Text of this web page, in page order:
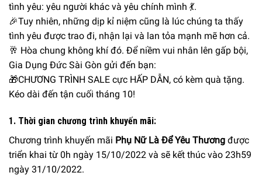
tình yêu: yêu người khác và yêu chính mình 💃.
🎉Tuy nhiên, những dịp kỉ niệm cũng là lúc chúng ta thấy
tình yêu được trao đi, nhận lại và lan tỏa mạnh mẽ hơn cả.
🥂 Hòa chung không khí đó. Để niềm vui nhân lên gấp bội,
Gia Dụng Đức Sài Gòn gửi đến bạn:
🎁CHƯƠNG TRÌNH SALE cực HẤP DẪN, có kèm quà tặng.
Kéo dài đến tận cuối tháng 10!
1. Thời gian chương trình khuyến mãi:
Chương trình khuyến mãi Phụ Nữ Là Để Yêu Thương được
triển khai từ 0h ngày 15/10/2022 và sẽ kết thúc vào 23h59
ngày 31/10/2022.